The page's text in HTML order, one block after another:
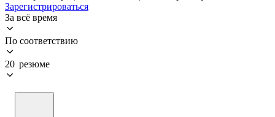
Зарегистрироваться
За всё время
По соответствию
20 резюме